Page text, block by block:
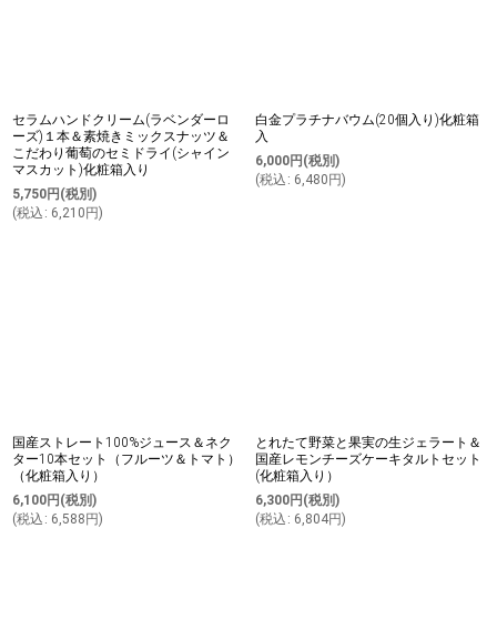
セラムハンドクリーム(ラベンダーロ
ーズ)１本＆素焼きミックスナッツ＆
こだわり葡萄のセミドライ(シャイン
マスカット)化粧箱入り
5,750円 (税別)
(税込 : 6,210 円)
白金プラチナバウム(20個入り)化粧箱
入
6,000円 (税別)
(税込 : 6,480 円)
国産ストレート100%ジュース＆ネク
ター10本セット（フルーツ＆トマト）
（化粧箱入り）
6,100円 (税別)
(税込 : 6,588 円)
とれたて野菜と果実の生ジェラート＆
国産レモンチーズケーキタルトセット
(化粧箱入り）
6,300円 (税別)
(税込 : 6,804円)